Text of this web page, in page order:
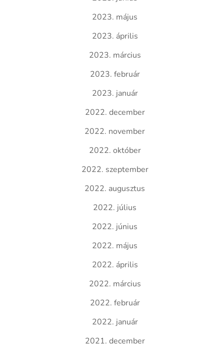
2023. május
2023. április
2023. március
2023. február
2023. január
2022. december
2022. november
2022. október
2022. szeptember
2022. augusztus
2022. július
2022. június
2022. május
2022. április
2022. március
2022. február
2022. január
2021. december